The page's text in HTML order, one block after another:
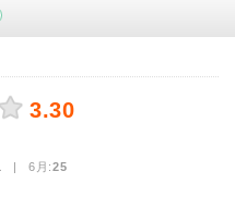
3.30
| 6月:25